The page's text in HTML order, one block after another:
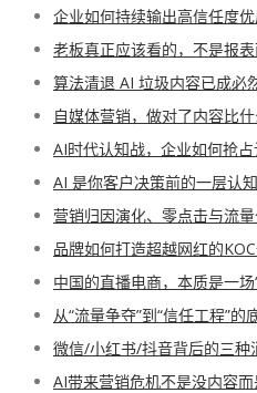
企业如何持续输出高信任度
老板真正应该看的，不是报
算法清退 AI 垃圾内容已成必
自媒体营销，做对了内容比
AI时代认知战，企业如何抢
AI 是你客户决策前的一层认
营销归因演化、零点击与流
品牌如何打造超越网红的
中国的直播电商，本质是一场
从“流量争夺”到“信任工程”的
微信/小红书/抖音背后的三种
AI带来营销危机不是没内容